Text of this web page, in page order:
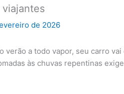
de 2026
verão a todo vapor, seu carro
às chuvas repentinas